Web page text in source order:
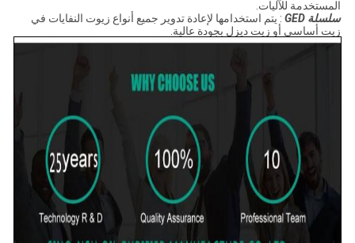
المستخدمة للآليات.
سلسلة GED
: يتم استخدامها لإعادة تدوير جميع أنواع زيوت النفايات في
زيت أساسي أو زيت ديزل بجودة عالية.